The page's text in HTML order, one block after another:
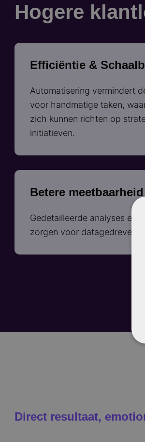
Hogere
Efficiëntie &
Automatisering vermindert
voor handmatige taken,
zich kunnen richten op
initiatieven.
Betere meetbaarheid
Gedetailleerde analyses en
zorgen voor datagedreven
Direct resultaat,